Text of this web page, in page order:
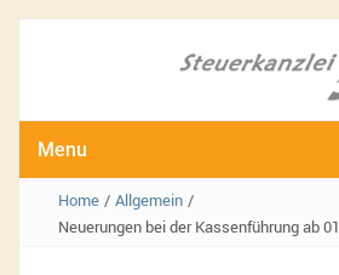
Menu
Home / Allgemein /
Neuerungen bei der Kassenführung ab